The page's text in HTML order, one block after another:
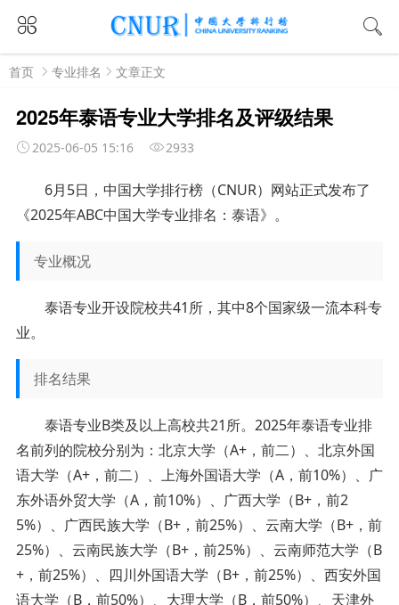
首页 专业排名 文章正文
2025年泰语专业大学排名及评级结果
2025-06-05 15:16 2933
6月5日，中国大学排行榜（CNUR）网站正式发布了
《2025年ABC中国大学专业排名：泰语》。
专业概况
泰语专业开设院校共41所，其中8个国家级一流本科专
业。
排名结果
泰语专业B类及以上高校共21所。2025年泰语专业排
名前列的院校分别为：北京大学（A+，前二）、北京外国
语大学（A+，前二）、上海外国语大学（A，前10%）、广
东外语外贸大学（A，前10%）、广西大学（B+，前2
5%）、广西民族大学（B+，前25%）、云南大学（B+，前
25%）、云南民族大学（B+，前25%）、云南师范大学（B
+，前25%）、四川外国语大学（B+，前25%）、西安外国
语大学（B，前50%）、大理大学（B，前50%）、天津外